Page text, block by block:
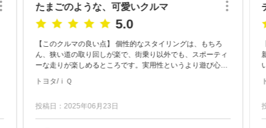
たまごのような、可愛いクルマ
5.0
【このクルマの良い点】 個性的なスタイリングは、もちろ
ん、狭い道の取り回しが楽で、街乗り以外でも、スポーティ
ーな走りが楽しめるところです。実用性というより遊び心を
シートを倒せば、１５イ...
トヨタ/ｉＱ
投稿日：2025年06月23日